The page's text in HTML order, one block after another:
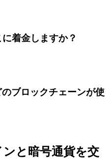
着金しますか？
ブロックチェーンが使
と暗号通貨を交